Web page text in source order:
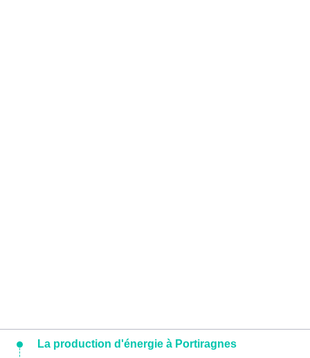
La production d'énergie à Portiragnes